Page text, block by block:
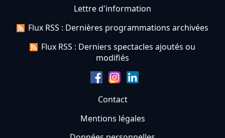
Lettre d'information
Flux RSS : Dernières programmations archivées
Flux RSS : Derniers spectacles ajoutés ou
modifiés
Contact
Mentions légales